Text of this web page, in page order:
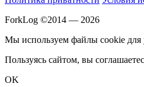
ForkLog ©2014 — 2026
Мы используем файлы cookie для
Пользуясь сайтом, вы
OK